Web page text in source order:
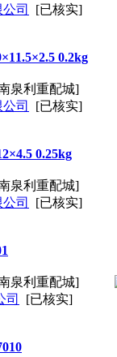
司
[已核实]
0.2kg
泉利重配城]
司
[已核实]
0.25kg
泉利重配城]
司
[已核实]
泉利重配城]
司
[已核实]